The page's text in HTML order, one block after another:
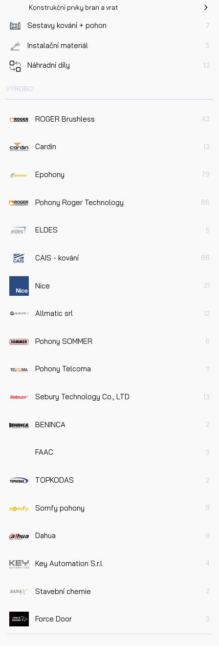
Konstrukční prvky bran a vrat
Sestavy kování + pohon 7
Instalační materiál 5
Náhradní díly 13
VÝROBCI
ROGER Brushless 43
Cardin 13
Epohony 79
Pohony Roger Technology 86
ELDES 5
CAIS - kování 88
Nice 21
Allmatic srl 12
Pohony SOMMER 6
Pohony Telcoma 11
Sebury Technology Co., LTD 13
BENINCA 2
FAAC 3
TOPKODAS 2
Somfy pohony 8
Dahua 9
Key Automation S.r.l. 4
Stavební chemie 2
Force Door 3